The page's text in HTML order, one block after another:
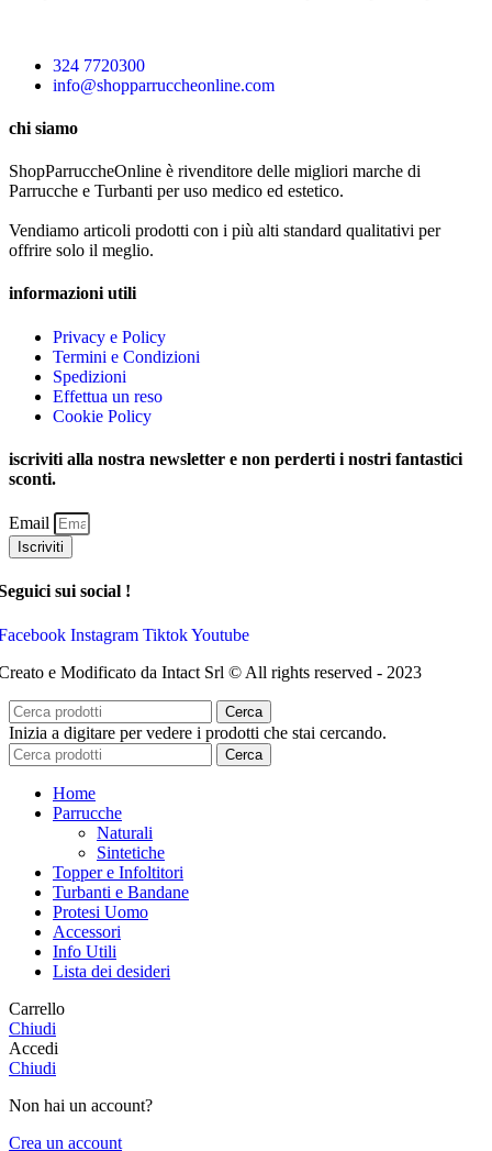
324 7720300
info@shopparruccheonline.com
chi siamo
ShopParruccheOnline è rivenditore delle migliori marche di
Parrucche e Turbanti per uso medico ed estetico.
Vendiamo articoli prodotti con i più alti standard qualitativi per
offrire solo il meglio.
informazioni utili
Privacy e Policy
Termini e Condizioni
Spedizioni
Effettua un reso
Cookie Policy
iscriviti alla nostra newsletter e non perderti i nostri fantastici
sconti.
Email
Iscriviti
sui social !
Instagram TiktokYoutube
e Modificato da Intact Srl © All rights reserved - 2023
Cerca
Inizia a digitare per vedere i prodotti che stai cercando.
Cerca
Home
Parrucche
Naturali
Sintetiche
Topper e Infoltitori
Turbanti e Bandane
Protesi Uomo
Accessori
Info Utili
Lista dei desideri
Carrello
Chiudi
Accedi
Chiudi
Non hai un account?
Crea un account